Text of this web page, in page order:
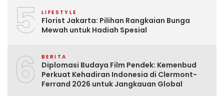
5 LIFESTYLE
Florist Jakarta: Pilihan Rangkaian Bunga
Mewah untuk Hadiah Spesial
6 BERITA
Diplomasi Budaya Film Pendek: Kemenbud
Perkuat Kehadiran Indonesia di Clermont-
Ferrand 2026 untuk Jangkauan Global